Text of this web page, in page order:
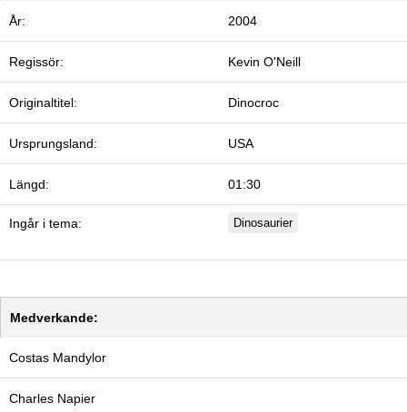
År: 2004
Regissör: Kevin O'Neill
Originaltitel: Dinocroc
Ursprungsland: USA
Längd: 01:30
Ingår i tema: Dinosaurier
Medverkande:
Costas Mandylor
Charles Napier